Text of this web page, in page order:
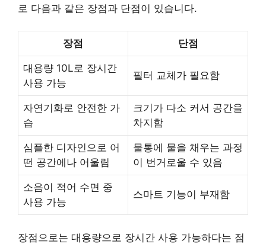
로 다음과 같은 장점과 단점이 있습니다.
장점 단점
대용량 10L로 장시간
사용 가능
필터 교체가 필요함
자연기화로 안전한 가
습
크기가 다소 커서 공간을
차지함
심플한 디자인으로 어
떤 공간에나 어울림
물통에 물을 채우는 과정
이 번거로울 수 있음
소음이 적어 수면 중
사용 가능
스마트 기능이 부재함
장점으로는 대용량으로 장시간 사용 가능하다는 점